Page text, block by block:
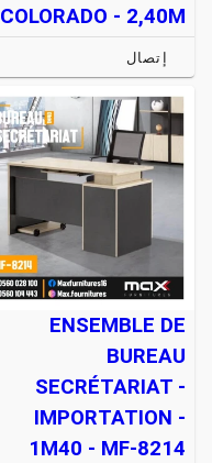
COLORADO - 2,40M
إتصال
ENSEMBLE DE
BUREAU
SECRÉTARIAT -
IMPORTATION -
1M40 - MF-8214